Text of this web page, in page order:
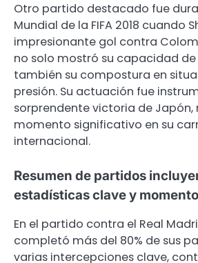
Otro partido destacado fue
Mundial de la FIFA 2018 cuando
impresionante gol contra
no solo mostró su capacidad de
también su compostura en
presión. Su actuación fue
sorprendente victoria de
momento significativo en su
internacional.
Resumen de partidos
estadísticas clave y
En el partido contra el Real
completó más del 80% de sus
varias intercepciones clave,